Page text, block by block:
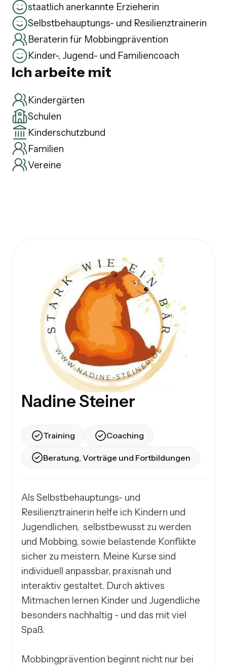
staatlich anerkannte Erzieherin
Selbstbehauptungs- und Resilienztrainerin
Beraterin für Mobbingprävention
Kinder-, Jugend- und Familiencoach
Ich arbeite mit
Kindergärten
Schulen
Kinderschutzbund
Familien
Vereine
Nadine Steiner
Training Coaching
Beratung, Vorträge und Fortbildungen
Als Selbstbehauptungs- und
Resilienztrainerin helfe ich Kindern und
Jugendlichen,  selbstbewusst zu werden
und Mobbing, sowie belastende Konflikte
sicher zu meistern. Meine Kurse sind
individuell anpassbar, praxisnah und
interaktiv gestaltet. Durch aktives
Mitmachen lernen Kinder und Jugendliche
besonders nachhaltig - und das mit viel
Spaß.
Mobbingprävention beginnt nicht nur bei